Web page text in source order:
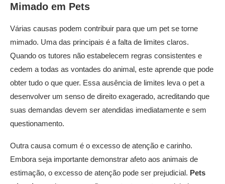
Mimado em Pets
Várias causas podem contribuir para que um pet se torne
mimado. Uma das principais é a falta de limites claros.
Quando os tutores não estabelecem regras consistentes e
cedem a todas as vontades do animal, este aprende que pode
obter tudo o que quer. Essa ausência de limites leva o pet a
desenvolver um senso de direito exagerado, acreditando que
suas demandas devem ser atendidas imediatamente e sem
questionamento.
Outra causa comum é o excesso de atenção e carinho.
Embora seja importante demonstrar afeto aos animais de
estimação, o excesso de atenção pode ser prejudicial. Pets